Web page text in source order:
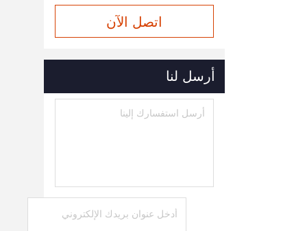
اتصل الآن
أرسل لنا